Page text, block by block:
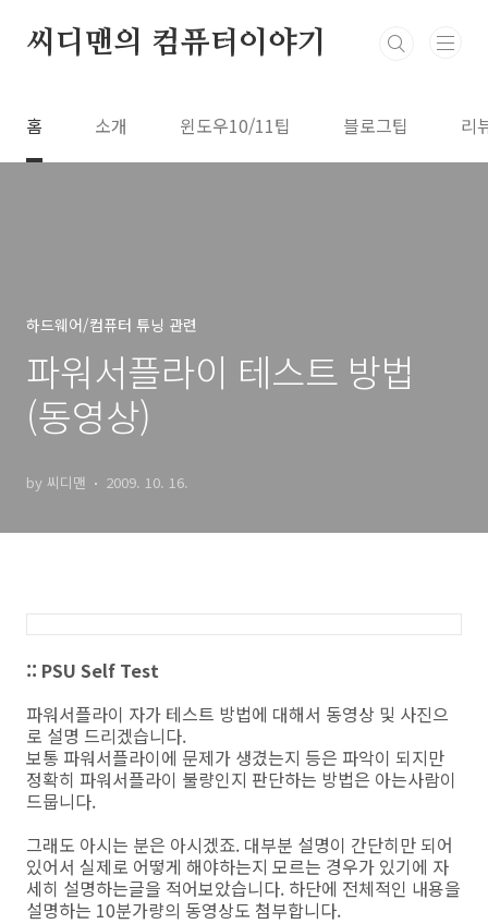
씨디맨의 컴퓨터이야기
홈 소개 윈도우10/11팁 블로그팁 리
하드웨어/컴퓨터 튜닝 관련
파워서플라이 테스트 방법
(동영상)
by 씨디맨 2009. 10. 16.
:: PSU Self Test
파워서플라이 자가 테스트 방법에 대해서 동영상 및 사진으
로 설명 드리겠습니다.
보통 파워서플라이에 문제가 생겼는지 등은 파악이 되지만
정확히 파워서플라이 불량인지 판단하는 방법은 아는사람이
드뭅니다.
그래도 아시는 분은 아시겠죠. 대부분 설명이 간단히만 되어
있어서 실제로 어떻게 해야하는지 모르는 경우가 있기에 자
세히 설명하는글을 적어보았습니다. 하단에 전체적인 내용을
설명하는 10분가량의 동영상도 첨부합니다.